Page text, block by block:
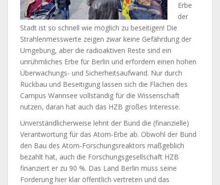
Erbe
der
Stadt ist so schnell wie möglich zu beseitigen! Die
Strahlenmesswerte zeigen zwar keine Gefährdung der
Umgebung, aber die radioaktiven Reste sind ein
unrühmliches Erbe für Berlin und erfordern einen hohen
Überwachungs- und Sicherheitsaufwand. Nur durch
Rückbau und Beseitigung lassen sich die Flächen des
Campus Wannsee vollständig für die Wissenschaft
nutzen, daran hat auch das HZB großes Interesse.
Unverständlicherweise lehnt der Bund die (finanzielle)
Verantwortung für das Atom-Erbe ab. Obwohl der Bund
den Bau des Atom-Forschungsreaktors maßgeblich
bezahlt hat, auch die Forschungsgesellschaft HZB
finanziert er zu 90 %. Das Land Berlin muss seine
Forderung hier klar öffentlich vertreten und das